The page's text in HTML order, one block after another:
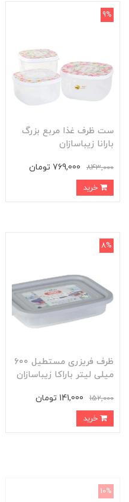
ست ظرف غذا مربع بزرگ
بارانا زیباسازان
843,000 769,000 تومان
9%
ظرف فریزری مستطیل 600
میلی لیتر باراکا زیباسازان
152,000 141,000 تومان
8%
10%